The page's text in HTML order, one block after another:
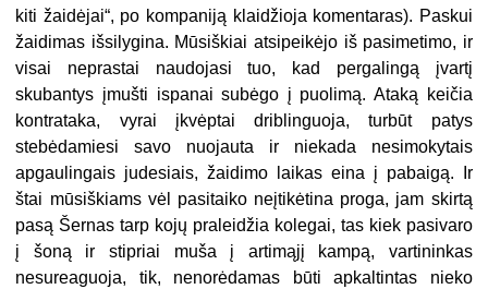
kiti žaidėjai“, po kompaniją klaidžioja komentaras). Paskui
žaidimas išsilygina. Mūsiškiai atsipeikėjo iš pasimetimo, ir
visai neprastai naudojasi tuo, kad pergalingą įvartį
skubantys įmušti ispanai subėgo į puolimą. Ataką keičia
kontrataka, vyrai įkvėptai driblinguoja, turbūt patys
stebėdamiesi savo nuojauta ir niekada nesimokytais
apgaulingais judesiais, žaidimo laikas eina į pabaigą. Ir
štai mūsiškiams vėl pasitaiko neįtikėtina proga, jam skirtą
pasą Šernas tarp kojų praleidžia kolegai, tas kiek pasivaro
į šoną ir stipriai muša į artimąjį kampą, vartininkas
nesureaguoja, tik, nenorėdamas būti apkaltintas nieko